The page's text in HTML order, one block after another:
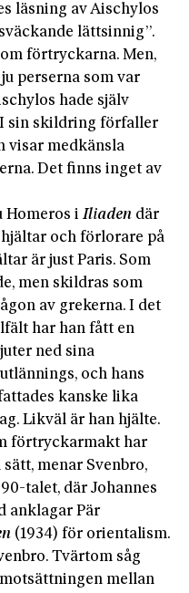
läsning av Aischylos
lättsinnig”.
förtryckarna. Men,
perserna som var
hade själv
sin skildring förfaller
visar medkänsla
Det finns inget av
Homeros iIliaden där
och förlorare på
är just Paris. Som
men skildras som
av grekerna. I det
har han fått en
ned sina
och hans
kanske lika
Likväl är han hjälte.
förtryckarmakt har
menar Svenbro,
talet, där Johannes
anklagar Pär
(1934) för orientalism.
Tvärtom såg
mellan